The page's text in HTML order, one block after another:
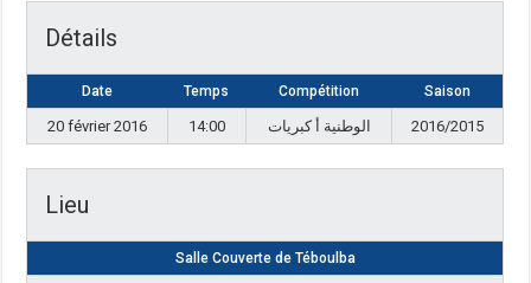
Détails
Date Temps Compétition Saison
20 février 2016 14:00 الوطنية أ كبريات 2016/2015
Lieu
Salle Couverte de Téboulba